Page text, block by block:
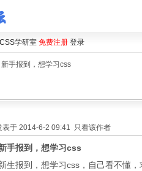
CSS学研室 免费注册 登录
手报到，想学习css
表于 2014-6-2 09:41 只看该作者
手报到，想学习css
生报到，想学习css，自己看不懂